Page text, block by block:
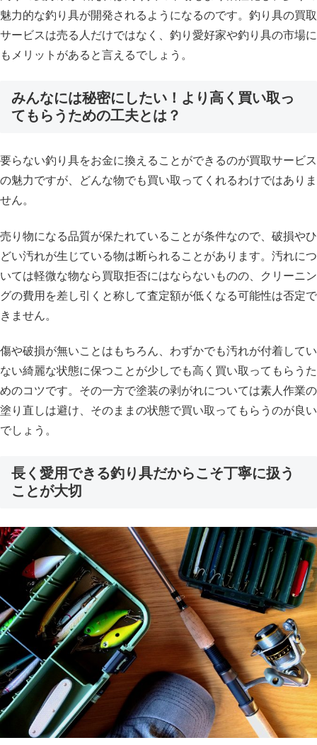
魅力的な釣り具が開発されるようになるのです。釣り具の買取
サービスは売る人だけではなく、釣り愛好家や釣り具の市場に
もメリットがあると言えるでしょう。
みんなには秘密にしたい！より高く買い取っ
てもらうための工夫とは？
要らない釣り具をお金に換えることができるのが買取サービス
の魅力ですが、どんな物でも買い取ってくれるわけではありま
せん。
売り物になる品質が保たれていることが条件なので、破損やひ
どい汚れが生じている物は断られることがあります。汚れにつ
いては軽微な物なら買取拒否にはならないものの、クリーニン
グの費用を差し引くと称して査定額が低くなる可能性は否定で
きません。
傷や破損が無いことはもちろん、わずかでも汚れが付着してい
ない綺麗な状態に保つことが少しでも高く買い取ってもらうた
めのコツです。その一方で塗装の剥がれについては素人作業の
塗り直しは避け、そのままの状態で買い取ってもらうのが良い
でしょう。
長く愛用できる釣り具だからこそ丁寧に扱う
ことが大切